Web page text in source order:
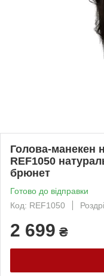
Голова-манекен
REF1050
брюнет
Готово до відправки
Код: REF1050
2 699 ₴